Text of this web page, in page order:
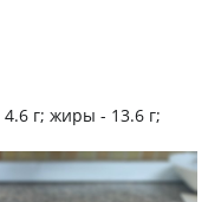
4.6 г; жиры - 13.6 г;